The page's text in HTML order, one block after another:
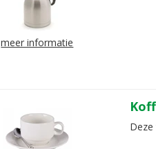
meer informatie